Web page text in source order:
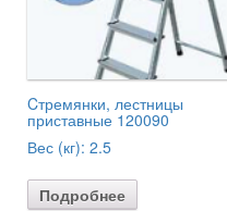
Cтремянки, лестницы
приставные 120090
Вес (кг): 2.5
Подробнее